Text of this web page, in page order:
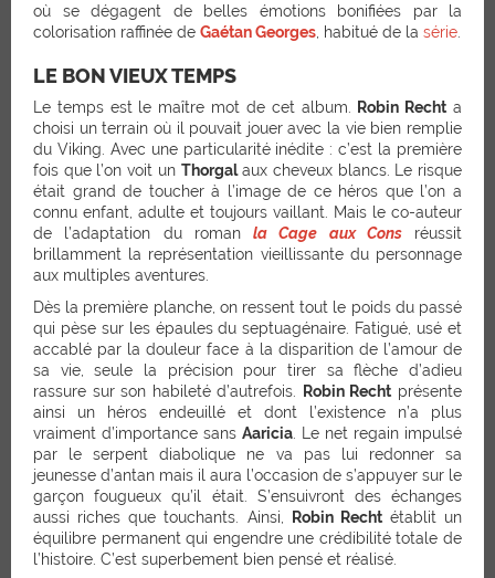
où se dégagent de belles émotions bonifiées par la
colorisation raffinée de Gaétan Georges , habitué de la série
LE BON VIEUX TEMPS
Le temps est le maître mot de cet album. Robin Recht a
choisi un terrain où il pouvait jouer avec la vie bien remplie
du Viking. Avec une particularité inédite : c’est la première
fois que l’on voit un Thorgalaux cheveux blancs. Le risque
était grand de toucher à l’image de ce héros que l’on a
connu enfant, adulte et toujours vaillant. Mais le co-auteur
de l’adaptation du roman la Cage aux Consréussit
brillamment la représentation vieillissante du personnage
aux multiples aventures.
Dès la première planche, on ressent tout le poids du passé
qui pèse sur les épaules du septuagénaire. Fatigué, usé et
accablé par la douleur face à la disparition de l’amour de
sa vie, seule la précision pour tirer sa flèche d’adieu
rassure sur son habileté d’autrefois.
Robin Recht présente
ainsi un héros endeuillé et dont l’existence n’a plus
vraiment d’importance sans Aaricia . Le net regain impulsé
par le serpent diabolique ne va pas lui redonner sa
jeunesse d’antan mais il aura l’occasion de s’appuyer sur le
garçon fougueux qu’il était. S’ensuivront des échanges
aussi riches que touchants. Ainsi,
Robin Rechtétablit un
équilibre permanent qui engendre une crédibilité totale de
l’histoire. C’est superbement bien pensé et réalisé.